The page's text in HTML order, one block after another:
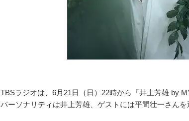
TBSラジオは、6月21日（日）22時から『井上芳雄 by
パーソナリティは井上芳雄、ゲストには平間壮一さんを